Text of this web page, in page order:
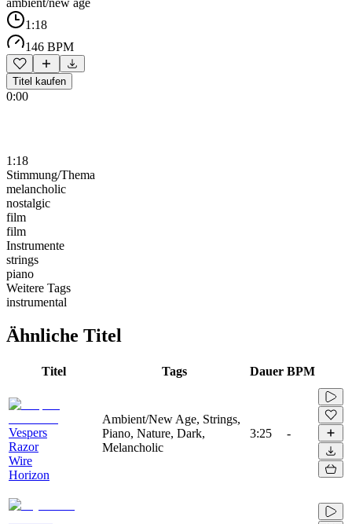
1:18
146 BPM
Titel kaufen
0:00
1:18
Stimmung/Thema
melancholic
nostalgic
film
film
Instrumente
strings
piano
Weitere Tags
instrumental
Ähnliche Titel
Titel Tags Dauer BPM
Vespers
Razor
Wire
Horizon
Ambient/New Age, Strings,
Piano, Nature, Dark,
Melancholic
3:25 -